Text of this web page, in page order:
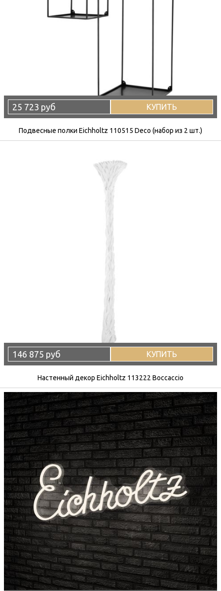
25 723 руб КУПИТЬ
Подвесные полки Eichholtz 110515 Deco (набор из 2 шт.)
146 875 руб КУПИТЬ
Настенный декор Eichholtz 113222 Boccaccio